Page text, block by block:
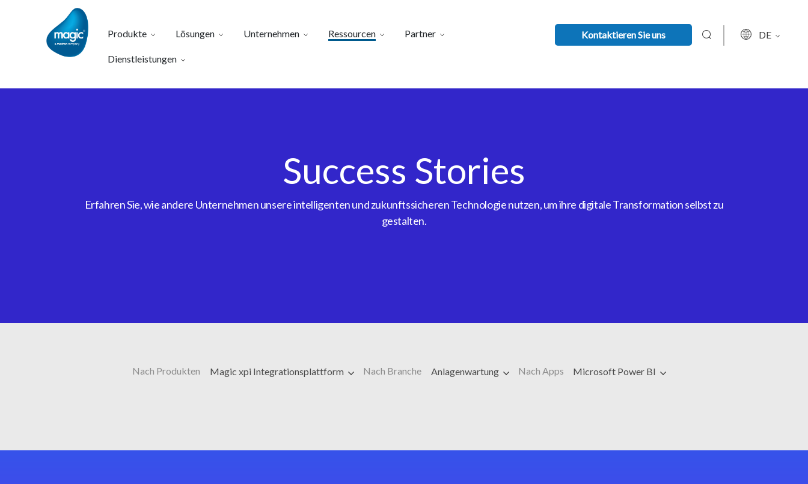
Produkte Lösungen Unternehmen Ressourcen Partner
Dienstleistungen
Kontaktieren Sie uns DE
Success Stories
Erfahren Sie, wie andere Unternehmen unsere intelligenten und zukunftssicheren Technologie nutzen, um ihre digitale Transformation selbst zu
gestalten.
Nach Produkten Magic xpi Integrationsplattform Nach Branche Anlagenwartung Nach Apps Microsoft Power BI